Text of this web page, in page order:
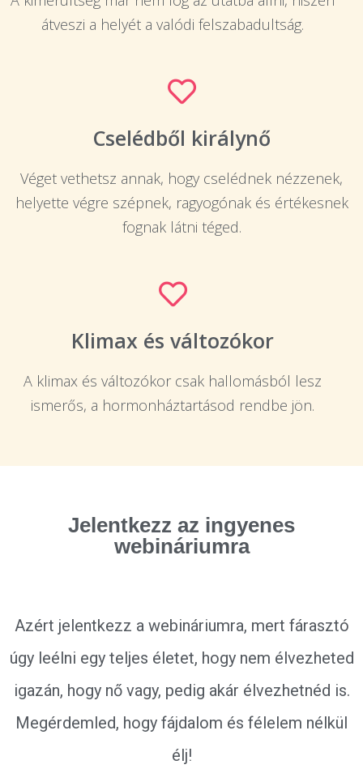
átveszi a helyét a valódi felszabadultság.
Cselédből királynő
Véget vethetsz annak, hogy cselédnek nézzenek,
helyette végre szépnek, ragyogónak és értékesnek
fognak látni téged.
Klimax és változókor
A klimax és változókor csak hallomásból lesz
ismerős, a hormonháztartásod rendbe jön.
Jelentkezz az ingyenes
webináriumra
Azért jelentkezz a webináriumra, mert fárasztó
úgy leélni egy teljes életet, hogy nem élvezheted
igazán, hogy nő vagy, pedig akár élvezhetnéd is.
Megérdemled, hogy fájdalom és félelem nélkül
élj!